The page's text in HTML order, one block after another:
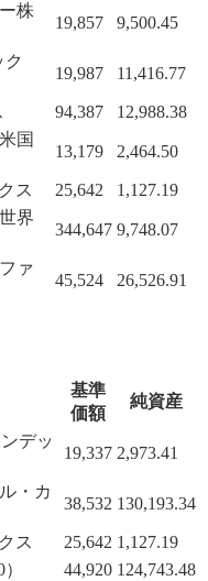
株
19,857 9,500.45
19,987 11,416.77
94,387 12,988.38
国
13,179 2,464.50
ス 25,642 1,127.19
界
344,647 9,748.07
ァ
45,524 26,526.91
基準
価額
純資産
デッ
19,337 2,973.41
・カ
38,532 130,193.34
ス 25,642 1,127.19
44,920 124,743.48